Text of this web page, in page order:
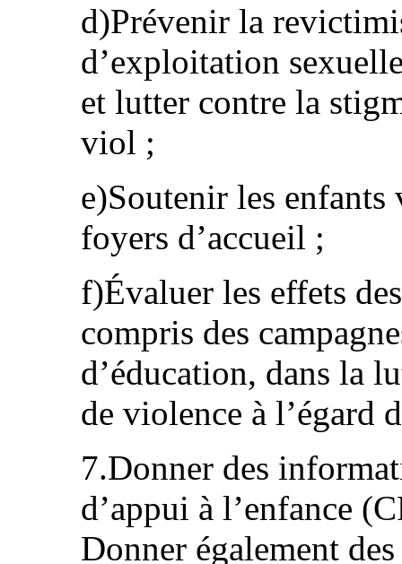
d)Prévenir la
d’exploitation
et lutter contre la
viol ;
e)Soutenir les enfants
foyers d’accueil ;
f)Évaluer les effets
compris des
d’éducation, dans la
de violence à l’égard
7.Donner des
d’appui à l’enfance
Donner également